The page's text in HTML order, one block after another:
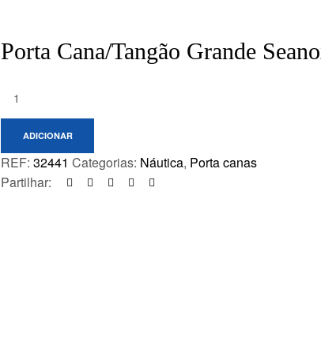
Porta Cana/Tangão Grande
ADICIONAR
REF: 32441 Categorias: Náutica, Porta canas
Partilhar: